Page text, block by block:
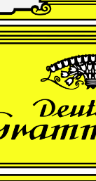
Andrè Schuen,
Baritone
Daniel Heide,
Piano